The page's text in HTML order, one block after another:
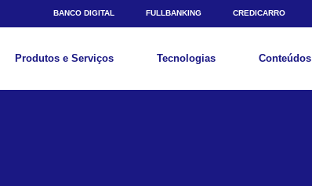
BANCO DIGITAL FULLBANKING CREDICARRO
Produtos e Serviços Tecnologias Conteúdos